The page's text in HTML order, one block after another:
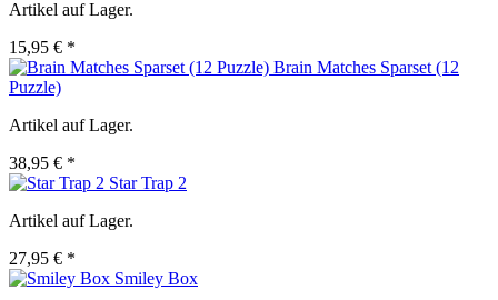
Artikel auf Lager.
15,95 € *
Brain Matches Sparset (12
Puzzle)
Artikel auf Lager.
38,95 € *
Star Trap 2
Artikel auf Lager.
27,95 € *
Smiley Box